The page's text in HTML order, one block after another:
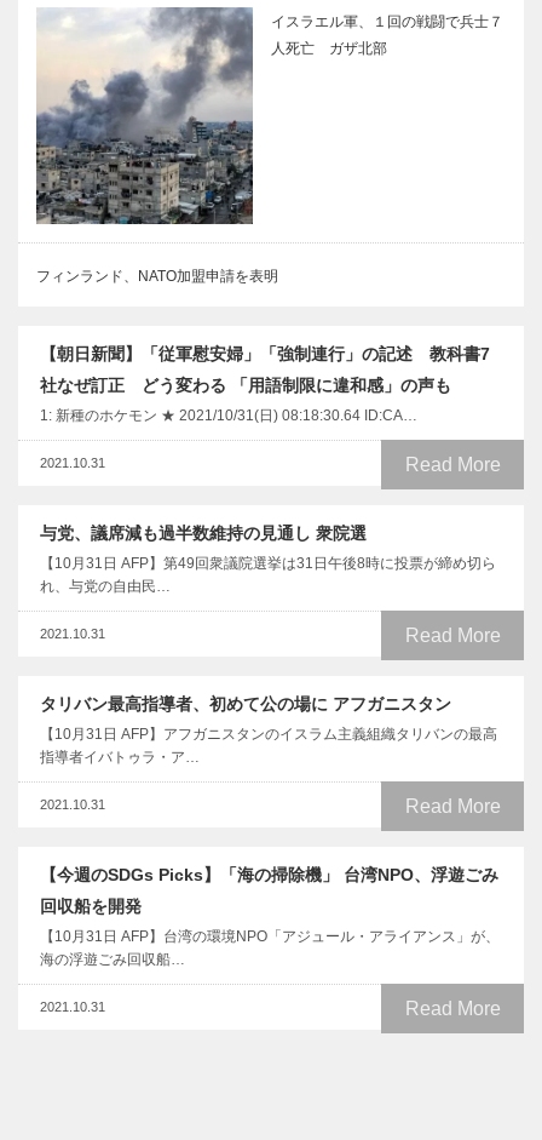
イスラエル軍、１回の戦闘で兵士７
人死亡 ガザ北部
フィンランド、NATO加盟申請を表明
【朝日新聞】「従軍慰安婦」「強制連行」の記述 教科書7
社なぜ訂正 どう変わる 「用語制限に違和感」の声も
1: 新種のホケモン ★ 2021/10/31(日) 08:18:30.64 ID:CA…
Read More
2021.10.31
与党、議席減も過半数維持の見通し 衆院選
【10月31日 AFP】第49回衆議院選挙は31日午後8時に投票が締め切ら
れ、与党の自由民…
Read More
2021.10.31
タリバン最高指導者、初めて公の場に アフガニスタン
【10月31日 AFP】アフガニスタンのイスラム主義組織タリバンの最高
指導者イバトゥラ・ア…
Read More
2021.10.31
【今週のSDGs Picks】「海の掃除機」 台湾NPO、浮遊ごみ
回収船を開発
【10月31日 AFP】台湾の環境NPO「アジュール・アライアンス」が、
海の浮遊ごみ回収船…
Read More
2021.10.31